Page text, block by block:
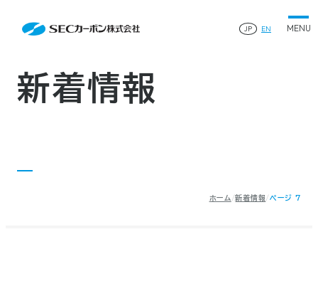
会社案内TOP
企業沿革
製品情報
ファインパウダー
アルミニウム製錬用カソードブロック SK-B
人造黒鉛電極
ものづくりの流れ(生産工程)
品質管理
工場について
IR情報
IR情報TOP
資料ダウンロード
プライバシーポリシー
JP EN
News
新着情報
ホーム 新着情報 ページ 7